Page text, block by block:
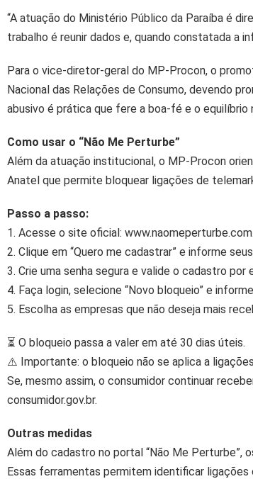
“A atuação do Ministério Público da Paraíba é
trabalho é reunir dados e, quando constatada a
Para o vice-diretor-geral do MP-Procon, o
Nacional das Relações de Consumo, devendo
abusivo é prática que fere a boa-fé e o
Como usar o “Não Me Perturbe”
Além da atuação institucional, o MP-Procon
Anatel que permite bloquear ligações de
Passo a passo:
1. Acesse o site oficial:
2. Clique em “Quero me cadastrar” e informe
3. Crie uma senha segura e valide o cadastro por
4. Faça login, selecione “Novo bloqueio” e
5. Escolha as empresas que não deseja mais
⏳ O bloqueio passa a valer em até 30 dias úteis.
⚠️ Importante: o bloqueio não se aplica a
Se, mesmo assim, o consumidor continuar
consumidor.gov.br.
Outras medidas
Além do cadastro no portal “Não Me Perturbe”,
Essas ferramentas permitem identificar